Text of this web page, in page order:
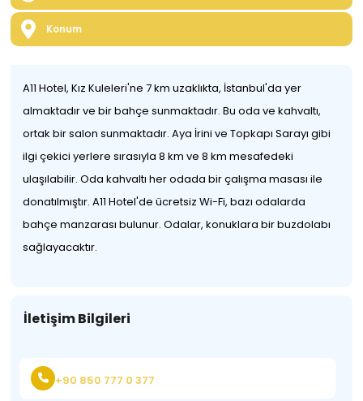
Konum
A11 Hotel, Kız Kuleleri'ne 7 km uzaklıkta, İstanbul'da yer
almaktadır ve bir bahçe sunmaktadır. Bu oda ve kahvaltı,
ortak bir salon sunmaktadır. Aya İrini ve Topkapı Sarayı gibi
ilgi çekici yerlere sırasıyla 8 km ve 8 km mesafedeki
ulaşılabilir. Oda kahvaltı her odada bir çalışma masası ile
donatılmıştır. A11 Hotel'de ücretsiz Wi-Fi, bazı odalarda
bahçe manzarası bulunur. Odalar, konuklara bir buzdolabı
sağlayacaktır.
İletişim Bilgileri
+90 850 777 0 377